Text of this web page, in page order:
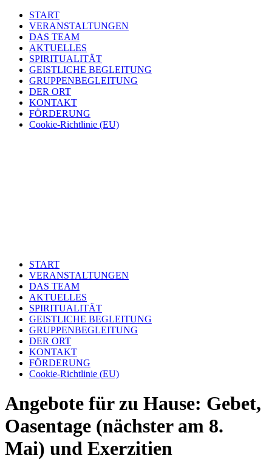
START
VERANSTALTUNGEN
DAS TEAM
AKTUELLES
SPIRITUALITÄT
GEISTLICHE BEGLEITUNG
GRUPPENBEGLEITUNG
DER ORT
KONTAKT
FÖRDERUNG
Cookie-Richtlinie (EU)
START
VERANSTALTUNGEN
DAS TEAM
AKTUELLES
SPIRITUALITÄT
GEISTLICHE BEGLEITUNG
GRUPPENBEGLEITUNG
DER ORT
KONTAKT
FÖRDERUNG
Cookie-Richtlinie (EU)
Angebote für zu Hause: Gebet,
Oasentage (nächster am 8.
Mai) und Exerzitien